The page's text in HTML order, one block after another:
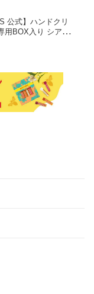
公式】ハンドクリ
用BOX入り シアバ
分 バーツビーズ
ボックス BURTS